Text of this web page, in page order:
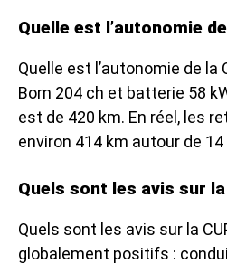
Quelle est l’autonomie
Quelle est l’autonomie de la
Born 204 ch et batterie 58
est de 420 km. En réel, les
environ 414 km autour de
Quels sont les avis sur la
Quels sont les avis sur la
globalement positifs :